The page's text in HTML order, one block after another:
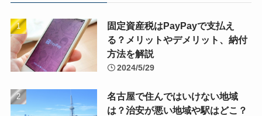
固定資産税はPayPayで支払え
る？メリットやデメリット、納付
方法を解説
2024/5/29
名古屋で住んではいけない地域
は？治安が悪い地域や駅はどこ？